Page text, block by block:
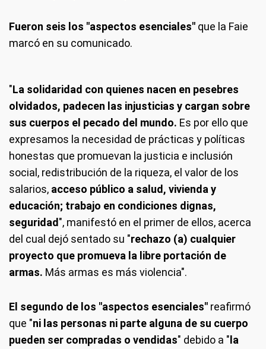
Fueron seis los "aspectos esenciales" que la Faie
marcó en su comunicado.
"La solidaridad con quienes nacen en pesebres
olvidados, padecen las injusticias y cargan sobre
sus cuerpos el pecado del mundo. Es por ello que
expresamos la necesidad de prácticas y políticas
honestas que promuevan la justicia e inclusión
social, redistribución de la riqueza, el valor de los
salarios, acceso público a salud, vivienda y
educación; trabajo en condiciones dignas,
seguridad", manifestó en el primer de ellos, acerca
del cual dejó sentado su "rechazo (a) cualquier
proyecto que promueva la libre portación de
armas. Más armas es más violencia".
El segundo de los "aspectos esenciales" reafirmó
que "ni las personas ni parte alguna de su cuerpo
pueden ser compradas o vendidas" debido a "la